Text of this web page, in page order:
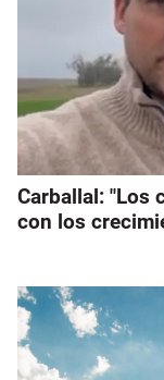
Carballal: "Los
con los